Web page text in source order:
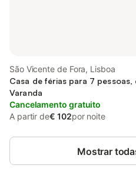
São Vicente de Fora, Lisboa
Casa de férias para 7 pessoas,
Varanda
Cancelamento gratuito
A partir de€ 102por noite
Mostrar